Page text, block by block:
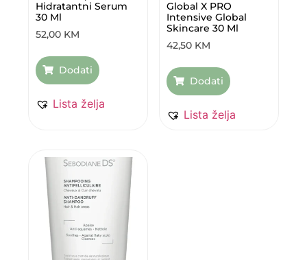
Hidratantni Serum
30 Ml
52,00 KM
Dodati
Lista želja
Global X PRO
Intensive Global
Skincare 30 Ml
42,50 KM
Dodati
Lista želja